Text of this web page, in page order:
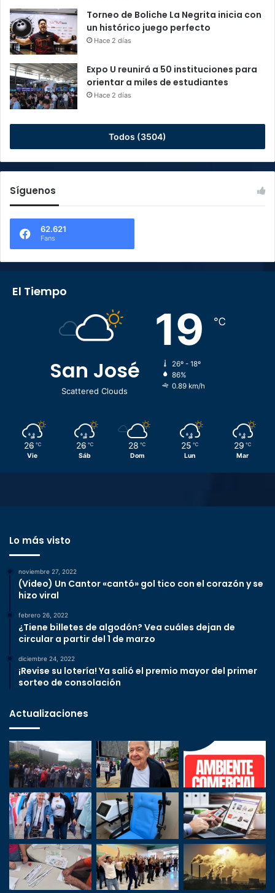
Torneo de Boliche La Negrita inicia con
un histórico juego perfecto
Hace 2 días
Expo U reunirá a 50 instituciones para
orientar a miles de estudiantes
Hace 2 días
Todos (3504)
Síguenos
62.621
Fans
El Tiempo
San José
Scattered Clouds
19 ℃
26º - 18º
86%
0.89 km/h
26 ℃
Vie
26 ℃
Sáb
28 ℃
Dom
25 ℃
Lun
29 ℃
Mar
Lo más visto
noviembre 27, 2022
(Video) Un Cantor «cantó» gol tico con el corazón y se
hizo viral
febrero 26, 2022
¿Tiene billetes de algodón? Vea cuáles dejan de
circular a partir del 1 de marzo
diciembre 24, 2022
¡Revise su lotería! Ya salió el premio mayor del primer
sorteo de consolación
Actualizaciones